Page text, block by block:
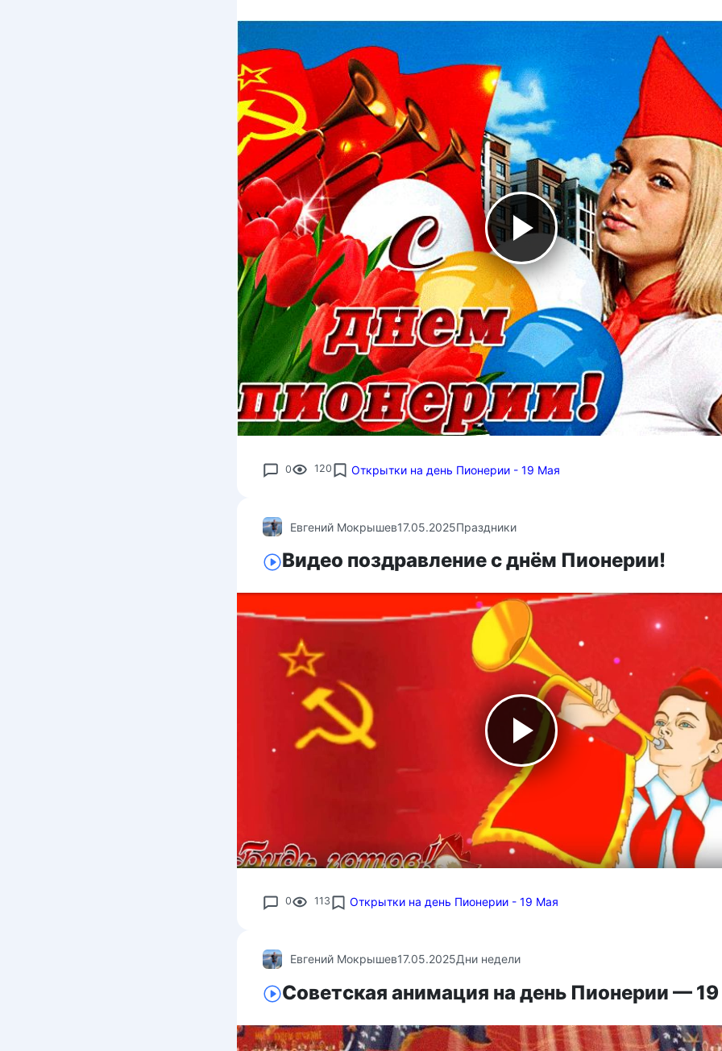
0 120 Открытки на день Пионерии - 19 Мая
Евгений Мокрышев17.05.2025Праздники
Видео поздравление с днём Пионерии!
0 113 Открытки на день Пионерии - 19 Мая
Евгений Мокрышев17.05.2025Дни недели
Советская анимация на день Пионерии —